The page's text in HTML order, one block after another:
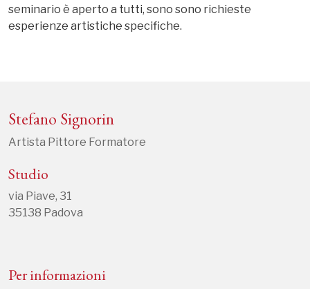
seminario è aperto a tutti, sono sono richieste
esperienze artistiche specifiche.
Stefano Signorin
Artista Pittore Formatore
Studio
via Piave, 31
35138 Padova
Per informazioni